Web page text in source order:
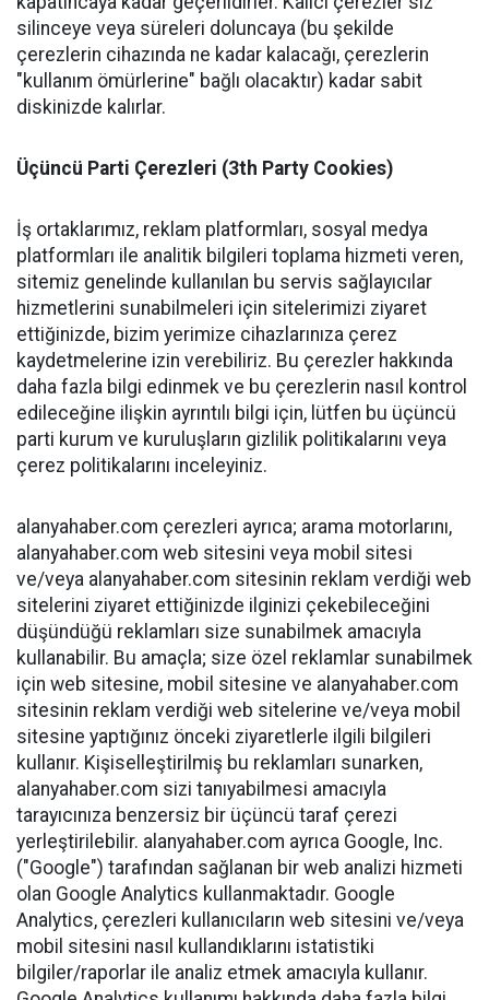
silinceye veya süreleri doluncaya (bu şekilde
çerezlerin cihazında ne kadar kalacağı, çerezlerin
"kullanım ömürlerine" bağlı olacaktır) kadar sabit
diskinizde kalırlar.
Üçüncü Parti Çerezleri (3th Party Cookies)
İş ortaklarımız, reklam platformları, sosyal medya
platformları ile analitik bilgileri toplama hizmeti veren,
sitemiz genelinde kullanılan bu servis sağlayıcılar
hizmetlerini sunabilmeleri için sitelerimizi ziyaret
ettiğinizde, bizim yerimize cihazlarınıza çerez
kaydetmelerine izin verebiliriz. Bu çerezler hakkında
daha fazla bilgi edinmek ve bu çerezlerin nasıl kontrol
edileceğine ilişkin ayrıntılı bilgi için, lütfen bu üçüncü
parti kurum ve kuruluşların gizlilik politikalarını veya
çerez politikalarını inceleyiniz.
alanyahaber.com çerezleri ayrıca; arama motorlarını,
alanyahaber.com web sitesini veya mobil sitesi
ve/veya alanyahaber.com sitesinin reklam verdiği web
sitelerini ziyaret ettiğinizde ilginizi çekebileceğini
düşündüğü reklamları size sunabilmek amacıyla
kullanabilir. Bu amaçla; size özel reklamlar sunabilmek
için web sitesine, mobil sitesine ve alanyahaber.com
sitesinin reklam verdiği web sitelerine ve/veya mobil
sitesine yaptığınız önceki ziyaretlerle ilgili bilgileri
kullanır. Kişiselleştirilmiş bu reklamları sunarken,
alanyahaber.com sizi tanıyabilmesi amacıyla
tarayıcınıza benzersiz bir üçüncü taraf çerezi
yerleştirilebilir. alanyahaber.com ayrıca Google, Inc.
("Google") tarafından sağlanan bir web analizi hizmeti
olan Google Analytics kullanmaktadır. Google
Analytics, çerezleri kullanıcıların web sitesini ve/veya
mobil sitesini nasıl kullandıklarını istatistiki
bilgiler/raporlar ile analiz etmek amacıyla kullanır.